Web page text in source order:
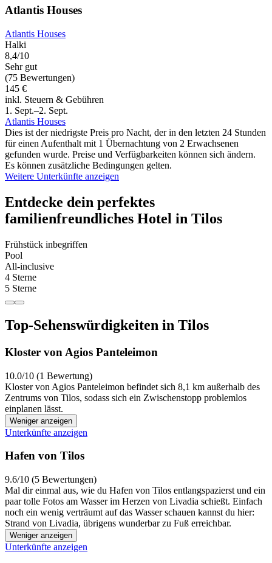
Atlantis Houses
Atlantis Houses
Halki
8,4/10
Sehr gut
(75 Bewertungen)
145 €
inkl. Steuern & Gebühren
1. Sept.–2. Sept.
Atlantis Houses
Dies ist der niedrigste Preis pro Nacht, der in den letzten 24 Stunden
für einen Aufenthalt mit 1 Übernachtung von 2 Erwachsenen
gefunden wurde. Preise und Verfügbarkeiten können sich ändern.
Es können zusätzliche Bedingungen gelten.
Weitere Unterkünfte anzeigen
Entdecke dein perfektes
familienfreundliches Hotel in Tilos
Frühstück inbegriffen
Pool
All-inclusive
4 Sterne
5 Sterne
Top-Sehenswürdigkeiten in Tilos
Kloster von Agios Panteleimon
10.0/10 (1 Bewertung)
Kloster von Agios Panteleimon befindet sich 8,1 km außerhalb des
Zentrums von Tilos, sodass sich ein Zwischenstopp problemlos
einplanen lässt.
Weniger anzeigen
Unterkünfte anzeigen
Hafen von Tilos
9.6/10 (5 Bewertungen)
Mal dir einmal aus, wie du Hafen von Tilos entlangspazierst und ein
paar tolle Fotos am Wasser im Herzen von Livadia schießt. Einfach
noch ein wenig verträumt auf das Wasser schauen kannst du hier:
Strand von Livadia, übrigens wunderbar zu Fuß erreichbar.
Weniger anzeigen
Unterkünfte anzeigen